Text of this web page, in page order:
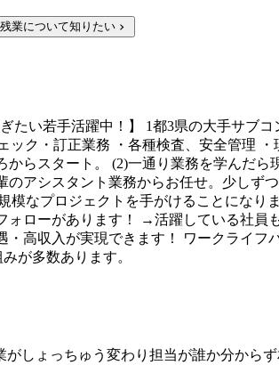
業について知りたい
い若手活躍中！】 1都3県の大手サブ
ク・訂正業務 ・各種検査、安全管理
らスタート。 (2)一通り業務を学んだ
アシスタント業務からお任せ。少し
なプロジェクトを手がけることになり
ローがあります！ →活躍している社員
高収入が実現できます！ ワークライフ
が多数あります。
しょっちゅう変わり担当が誰か分から